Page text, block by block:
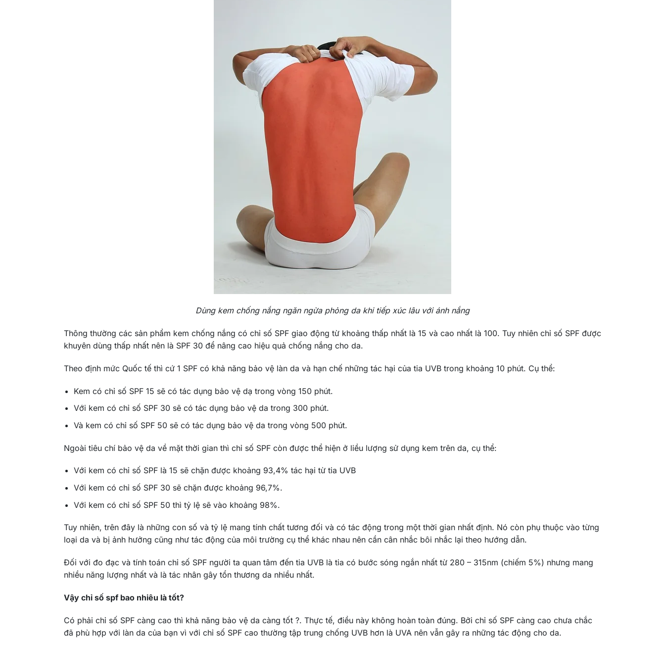
Dùng kem chống nắng ngăn ngừa phỏng da khi tiếp xúc lâu với ánh nắng
Thông thường các sản phẩm kem chống nắng có chỉ số SPF giao động từ khoảng thấp nhất là 15 và cao nhất là 100. Tuy nhiên chỉ số SPF được
khuyên dùng thấp nhất nên là SPF 30 để nâng cao hiệu quả chống nắng cho da.
Theo định mức Quốc tế thì cứ 1 SPF có khả năng bảo vệ làn da và hạn chế những tác hại của tia UVB trong khoảng 10 phút. Cụ thể:
Kem có chỉ số SPF 15 sẽ có tác dụng bảo vệ dạ trong vòng 150 phút.
Với kem có chỉ số SPF 30 sẽ có tác dụng bảo vệ da trong 300 phút.
Và kem có chỉ số SPF 50 sẽ có tác dụng bảo vệ da trong vòng 500 phút.
Ngoài tiêu chí bảo vệ da về mặt thời gian thì chỉ số SPF còn được thể hiện ở liều lượng sử dụng kem trên da, cụ thể:
Với kem có chỉ số SPF là 15 sẽ chặn được khoảng 93,4% tác hại từ tia UVB
Với kem có chỉ số SPF 30 sẽ chặn được khoảng 96,7%.
Với kem có chỉ số SPF 50 thì tỷ lệ sẽ vào khoảng 98%.
Tuy nhiên, trên đây là những con số và tỷ lệ mang tính chất tương đối và có tác động trong một thời gian nhất định. Nó còn phụ thuộc vào từng
loại da và bị ảnh hưởng cũng như tác động của môi trường cụ thể khác nhau nên cần cân nhắc bôi nhắc lại theo hướng dẫn.
Đối với đo đạc và tính toán chỉ số SPF người ta quan tâm đến tia UVB là tia có bước sóng ngắn nhất từ 280 – 315nm (chiếm 5%) nhưng mang
nhiều năng lượng nhất và là tác nhân gây tổn thương da nhiều nhất.
Vậy chỉ số spf bao nhiêu là tốt?
Có phải chỉ số SPF càng cao thì khả năng bảo vệ da càng tốt ?. Thực tế, điều này không hoàn toàn đúng. Bởi chỉ số SPF càng cao chưa chắc
đã phù hợp với làn da của bạn vì với chỉ số SPF cao thường tập trung chống UVB hơn là UVA nên vẫn gây ra những tác động cho da.